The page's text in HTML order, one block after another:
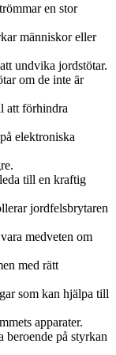
en stor
människor eller
undvika jordstötar.
om de inte är
att förhindra
elektroniska
till en kraftig
jordfelsbrytaren
medveten om
med rätt
som kan hjälpa till
apparater.
beroende på styrkan